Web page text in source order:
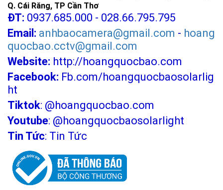
Q. Cái Răng, TP Cần Thơ
ĐT: 0937.685.000 - 028.66.795.795
Email: anhbaocamera@gmail.com - hoang
quocbao.cctv@gmail.com
Website: http://hoangquocbao.com
Facebook: Fb.com/hoangquocbaosolarlig
ht
Tiktok: @hoangquocbao.com
Youtube: @hoangquocbaosolarlight
Tin Tức: Tin Tức